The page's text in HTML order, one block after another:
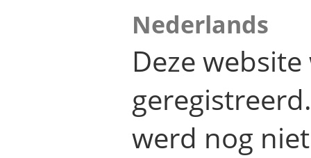
Nederlands
Deze
werd nog